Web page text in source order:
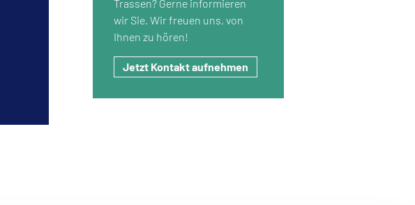
Trassen? Gerne informieren
wir Sie. Wir freuen uns, von
Ihnen zu hören!
Jetzt Kontakt aufnehmen